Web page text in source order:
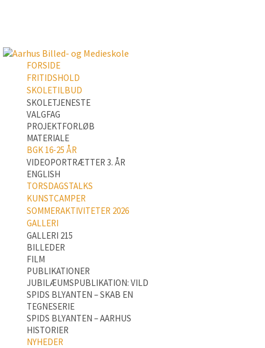
FORSIDE
FRITIDSHOLD
SKOLETILBUD
SKOLETJENESTE
VALGFAG
PROJEKTFORLØB
MATERIALE
BGK 16-25 ÅR
VIDEOPORTRÆTTER 3. ÅR
ENGLISH
TORSDAGSTALKS
KUNSTCAMPER
SOMMERAKTIVITETER 2026
GALLERI
GALLERI 215
BILLEDER
FILM
PUBLIKATIONER
JUBILÆUMSPUBLIKATION: VILD
SPIDS BLYANTEN – SKAB EN
TEGNESERIE
SPIDS BLYANTEN – AARHUS
HISTORIER
NYHEDER